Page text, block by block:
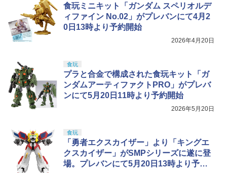
食玩ミニキット「ガンダム スペリオルデ
ィファイン No.02」がプレバンにて4月2
0日13時より予約開始
2026年4月20日
食玩
プラと合金で構成された食玩キット「ガ
ンダムアーティファクトPRO」がプレバ
ンにて5月20日11時より予約開始
2026年5月20日
食玩
「勇者エクスカイザー」より「キングエ
クスカイザー」がSMPシリーズに遂に登
場。プレバンにて5月20日13時より予約